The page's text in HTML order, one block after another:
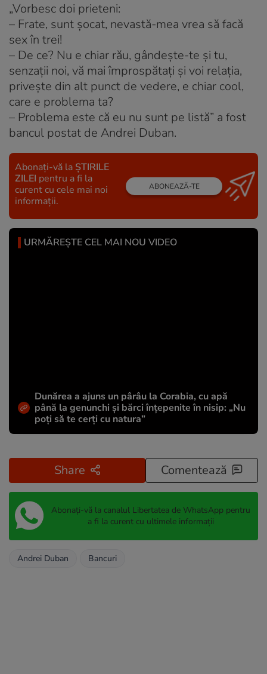
„Vorbesc doi prieteni:
– Frate, sunt șocat, nevastă-mea vrea să facă
sex în trei!
– De ce? Nu e chiar rău, gândește-te și tu,
senzații noi, vă mai împrospătați și voi relația,
privește din alt punct de vedere, e chiar cool,
care e problema ta?
– Problema este că eu nu sunt pe listă” a fost
bancul postat de Andrei Duban.
Abonați-vă la ȘTIRILE
ZILEI pentru a fi la
curent cu cele mai noi
informații.
ABONEAZĂ-TE
URMĂREȘTE CEL MAI NOU VIDEO
Dunărea a ajuns un pârâu la Corabia, cu apă
până la genunchi și bărci înțepenite în nisip: „Nu
poți să te cerți cu natura”
Share Comentează
Abonați-vă la canalul Libertatea de WhatsApp pentru
a fi la curent cu ultimele informații
Andrei Duban Bancuri